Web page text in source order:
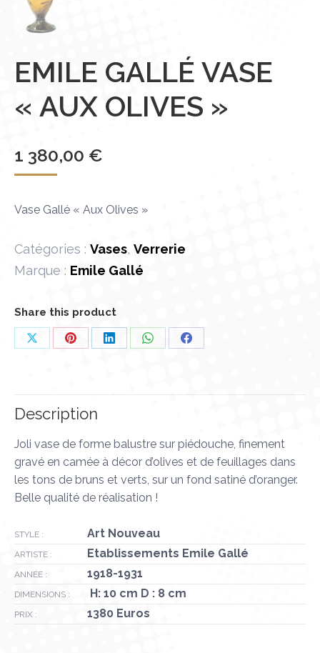
EMILE GALLÉ VASE
« AUX OLIVES »
1 380,00 €
Vase Gallé « Aux Olives »
Catégories : Vases, Verrerie
Marque : Emile Gallé
Share this product
PartagerPartagerPartagerPartagerPartager
Description
Joli vase de forme balustre sur piédouche, finement
gravé en camée à décor d’olives et de feuillages dans
les tons de bruns et verts, sur un fond satiné d’oranger.
Belle qualité de réalisation !
STYLE : Art Nouveau
ARTISTE : Etablissements Emile Gallé
ANNÉE : 1918-1931
DIMENSIONS : H: 10 cm D : 8 cm
PRIX : 1380 Euros